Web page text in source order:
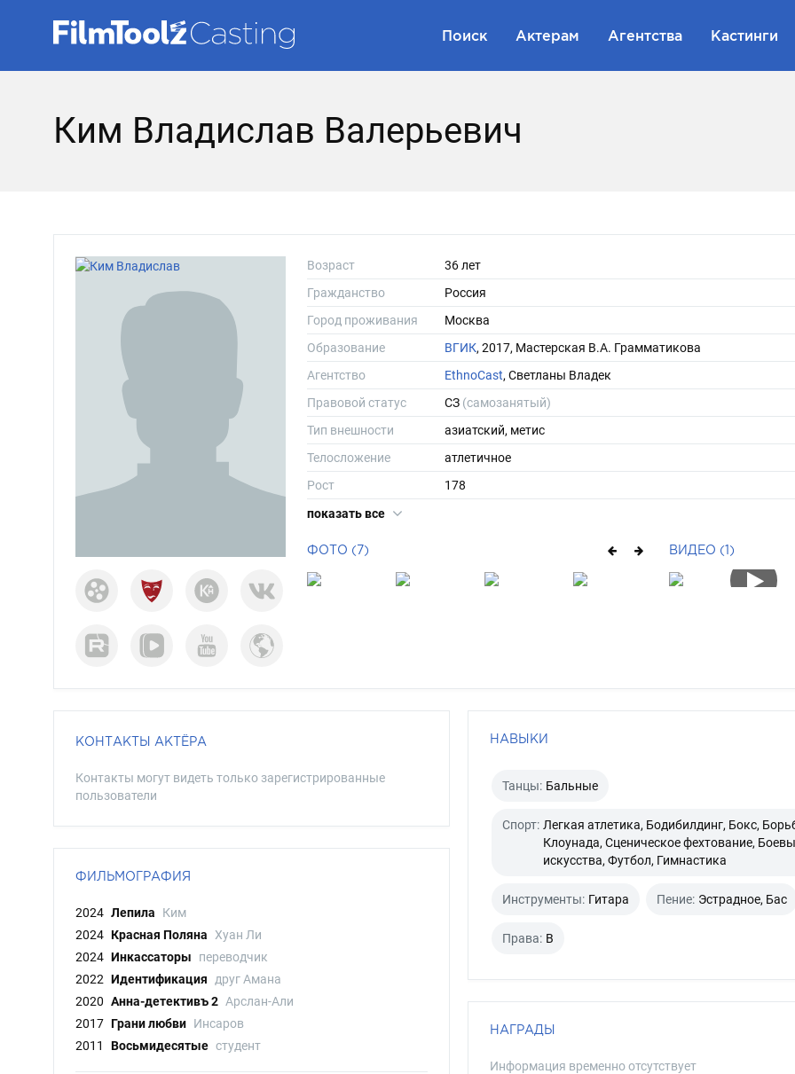
Поиск Актерам Агентства Кастинги
Ким Владислав Валерьевич
Возраст
36 лет
Гражданство
Россия
Город проживания
Москва
Образование
ВГИК, 2017, Мастерская В.А. Грамматикова
Агентство
EthnoCast, Светланы Владек
Правовой статус
СЗ (самозанятый)
Тип внешности
азиатский, метис
Телосложение
атлетичное
Рост
178
Вес
показать все
ФОТО (7) ВИДЕО (1)
КОНТАКТЫ АКТЁРА
Контакты могут видеть только зарегистрированные
пользователи
ФИЛЬМОГРАФИЯ
2024 Лепила
Ким
2024 Красная Поляна
Хуан Ли
2024 Инкассаторы
переводчик
2022 Идентификация
друг Амана
2020 Анна-детективъ 2 Арслан-Али
2017 Грани любви Инсаров
2011
Восьмидесятые студент
НАВЫКИ
Танцы: Бальные
Спорт: Легкая атлетика, Бодибилдинг, Бокс,
Клоунада, Сценическое фехтование,
искусства, Футбол, Гимнастика
Инструменты: Гитара Пение: Эстрадное, Бас
Права: B
НАГРАДЫ
Информация временно отсутствует